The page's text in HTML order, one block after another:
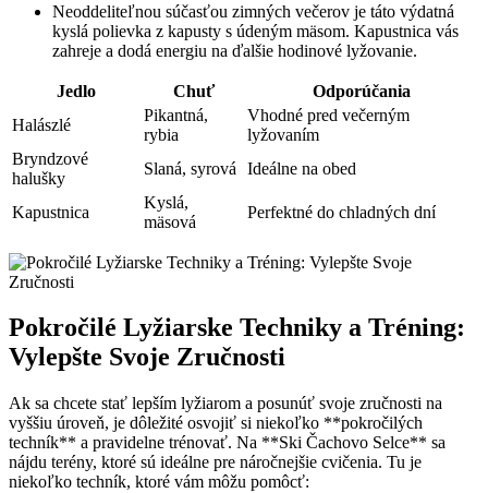
Neoddeliteľnou ⁢súčasťou ​zimných večerov‌ je táto ‍výdatná⁣
kyslá polievka z ‍kapusty ​s údeným mäsom. Kapustnica vás
zahreje a dodá⁣ energiu na ďalšie hodinové ⁤lyžovanie.
Jedlo Chuť
Odporúčania
Halászlé
Pikantná,‍
rybia
Vhodné pred večerným⁤
lyžovaním
Bryndzové​
halušky
Slaná, syrová Ideálne na obed
Kapustnica
Kyslá,
mäsová
Perfektné do chladných dní
Pokročilé Lyžiarske Techniky a Tréning:‌
Vylepšte​ Svoje Zručnosti
Ak⁤ sa chcete stať lepším lyžiarom a posunúť svoje zručnosti na
vyššiu ‍úroveň, je dôležité ​osvojiť si niekoľko⁢ **pokročilých⁣
techník** a pravidelne trénovať.⁣ Na **Ski Čachovo Selce**‍ sa
⁢nájdu terény, ktoré sú ideálne ​pre ‌náročnejšie cvičenia. Tu ‍je
⁢niekoľko techník, ktoré vám‍ môžu pomôcť: